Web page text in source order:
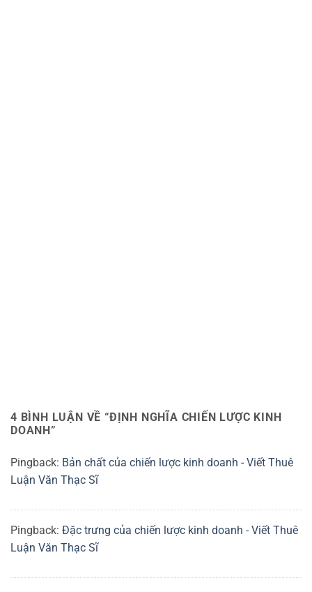
4 BÌNH LUẬN VỀ “ĐỊNH NGHĨA CHIẾN LƯỢC KINH
DOANH ”
Pingback: Bản chất của chiến lược kinh doanh - Viết Thuê
Luận Văn Thạc Sĩ
Pingback: Đặc trưng của chiến lược kinh doanh - Viết Thuê
Luận Văn Thạc Sĩ